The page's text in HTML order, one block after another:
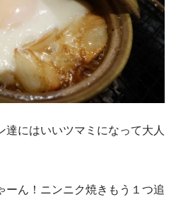
達にはいいツマミになって大人
ーん！ニンニク焼きもう１つ追